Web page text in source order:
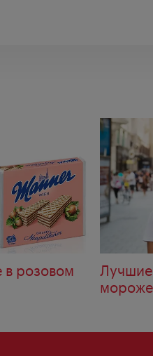
в розовом
Лучшие